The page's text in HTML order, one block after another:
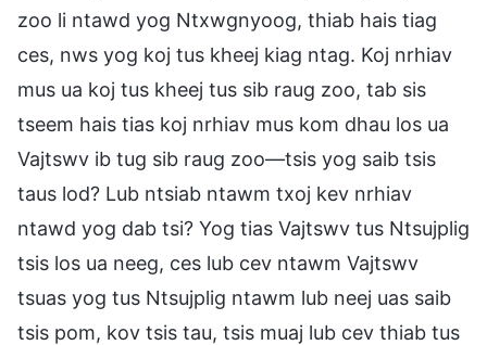
zoo li ntawd yog Ntxwgnyoog, thiab hais tiag
ces, nws yog koj tus kheej kiag ntag. Koj nrhiav
mus ua koj tus kheej tus sib raug zoo, tab sis
tseem hais tias koj nrhiav mus kom dhau los ua
Vajtswv ib tug sib raug zoo—tsis yog saib tsis
taus lod? Lub ntsiab ntawm txoj kev nrhiav
ntawd yog dab tsi? Yog tias Vajtswv tus Ntsujplig
tsis los ua neeg, ces lub cev ntawm Vajtswv
tsuas yog tus Ntsujplig ntawm lub neej uas saib
tsis pom, kov tsis tau, tsis muaj lub cev thiab tus